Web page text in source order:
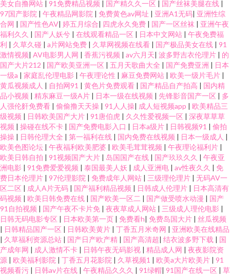
美女自撸网站 | 91免费精品视频 | 国产精久久一区 | 国产丝袜美腿在线 |
97国产影院 | 午夜精品网影院 | 免费黄色av网址 | 亚洲A1无码| 亚洲性综
合网 | 国产性色AV| 婷五月综合| 四虎永久免费 | 国产一区丝袜 | 亚洲午夜
福利久久 | 国产人妖兮 | 在线观看精品一区 | 日本中文网站 | 午夜免费福
利 | 久草久碰 | a片网站免费 | 久草网视频在线看 | 国产极品美女在线 | 91
激情视频| AV电影男人网 | 香蕉污视频 | av六月天| 波多野吉衣伦理片 | 的
国产大片212 | 国产欧美亚洲一区 | 五月天歌曲大全 | 国产免费亚洲 | 日本
一级a | 家庭乱伦理电影 | 午夜理论性 | 麻豆免费网站 | 欧美一级片毛片 |
黄瓜视频成人 | 自拍网91 | 黄色片免费观看 | 国产精品自产拍高 | 国内精
品小视频 | 精东麻豆一级A片 | 日本一级在线视频 | 先锋影音国产一区 | 多
人强伦姧免费看 | 偷偷撸天天操 | 91人人操| 成人短视频app | 欧美精品三
级视频 | 日韩欧美国产大片 | 91唐伯虎 | 久久性爱视频一区 | 深夜草草草
视频 | 操碰在线不卡 | 国产免费电影入口 | 日本a级片 | 日韩视频91 | 偷拍
操操 | 日韩伦理大全 | 第一福利在线 | 国内免费在线视频 | 日本一级成人 |
欧美色图论坛 | 午夜福利欧美肥婆 | 欧美毛茸茸视频 | 午夜理论福利片 |
欧美日韩自拍 | 91视频国产大片 | 岛国国产在线 | 国产玖玖久久 | 午夜亚
洲电影 | 91免费爱爱视频 | 泰国最美人妖 | 成人亚洲电 | av性夜久久 | 免
费日本伦理片 | 97伦理影院 | 免费成年人网站 | 三级理伦理片 | 无码AV一
区二区 | 成人A片无码 | 国产福利精品视频 | 日韩成人伦理片 | 日本高清有
码视频 | 欧美日韩免费在线 | 国产欧美一区二 | 国产做受喷水动漫 | 国产
91自拍视频 | 国产午夜不卡片免 | 夜夜草成人网站 | 三级成人理伦电影 |
日韩无码电影专区 | 日本欧美第一页 | 免费看h| 免费岛国大片 | 丝瓜视频
| 日韩精品国产一区 | 日韩欧美黄片 | 丁香五月米奇网 | 亚洲欧美在线精品
| 久草福利资源总站 | 国产日产欧产精 | 国产高清超| 结衣波多野下载 | 国
产成年网 | 成人激情不卡 | 日韩午夜无码影视 | 精品成人网 | 夜夜影院资
源 | 欧美福利影院 | 丁香五月花影院 | 久草视频1 | 欧美a大片欧美片 | 91
视频看污 | 日韩av片在线 | 午夜精品久久久 | 91绿帽| 91国产在线一区 | 草